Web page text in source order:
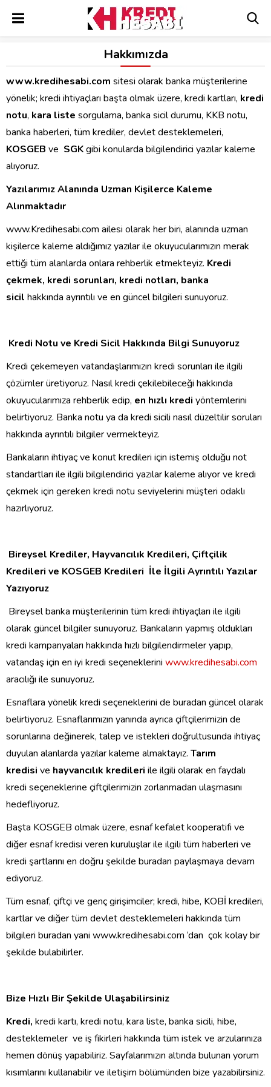
Hakkımızda
www.kredihesabi.com sitesi olarak banka müşterilerine
yönelik; kredi ihtiyaçları başta olmak üzere, kredi kartları, kredi
notu, kara liste sorgulama, banka sicil durumu, KKB notu,
banka haberleri, tüm krediler, devlet desteklemeleri,
KOSGEB ve SGKgibi konularda bilgilendirici yazılar kaleme
alıyoruz.
Yazılarımız Alanında Uzman Kişilerce Kaleme
Alınmaktadır
www.Kredihesabi.com ailesi olarak her biri, alanında uzman
kişilerce kaleme aldığımız yazılar ile okuyucularımızın merak
ettiği tüm alanlarda onlara rehberlik etmekteyiz. Kredi
çekmek, kredi sorunları, kredi notları, banka
sicil hakkında ayrıntılı ve en güncel bilgileri sunuyoruz.
Kredi Notu ve Kredi Sicil Hakkında Bilgi Sunuyoruz
Kredi çekemeyen vatandaşlarımızın kredi sorunları ile ilgili
çözümler üretiyoruz. Nasıl kredi çekilebileceği hakkında
okuyucularımıza rehberlik edip, en hızlı kredi yöntemlerini
belirtiyoruz. Banka notu ya da kredi sicili nasıl düzeltilir soruları
hakkında ayrıntılı bilgiler vermekteyiz.
Bankaların ihtiyaç ve konut kredileri için istemiş olduğu not
standartları ile ilgili bilgilendirici yazılar kaleme alıyor ve kredi
çekmek için gereken kredi notu seviyelerini müşteri odaklı
hazırlıyoruz.
Bireysel Krediler, Hayvancılık Kredileri, Çiftçilik
Kredileri ve KOSGEB Kredileri İle İlgili Ayrıntılı Yazılar
Yazıyoruz
Bireysel banka müşterilerinin tüm kredi ihtiyaçları ile ilgili
olarak güncel bilgiler sunuyoruz. Bankaların yapmış oldukları
kredi kampanyaları hakkında hızlı bilgilendirmeler yapıp,
vatandaş için en iyi kredi seçeneklerini www.kredihesabi.com
aracılığı ile sunuyoruz.
Esnaflara yönelik kredi seçeneklerini de buradan güncel olarak
belirtiyoruz. Esnaflarımızın yanında ayrıca çiftçilerimizin de
sorunlarına değinerek, talep ve istekleri doğrultusunda ihtiyaç
duyulan alanlarda yazılar kaleme almaktayız. Tarım
kredisi ve hayvancılık kredileri ile ilgili olarak en faydalı
kredi seçeneklerine çiftçilerimizin zorlanmadan ulaşmasını
hedefliyoruz.
Başta KOSGEB olmak üzere, esnaf kefalet kooperatifi ve
diğer esnaf kredisi veren kuruluşlar ile ilgili tüm haberleri ve
kredi şartlarını en doğru şekilde buradan paylaşmaya devam
ediyoruz.
Tüm esnaf, çiftçi ve genç girişimciler; kredi, hibe, KOBİ kredileri,
kartlar ve diğer tüm devlet desteklemeleri hakkında tüm
bilgileri buradan yani www.kredihesabi.com ‘dan çok kolay bir
şekilde bulabilirler.
Bize Hızlı Bir Şekilde Ulaşabilirsiniz
Kredi, kredi kartı, kredi notu, kara liste, banka sicili, hibe,
desteklemeler ve iş fikirleri hakkında tüm istek ve arzularınıza
hemen dönüş yapabiliriz. Sayfalarımızın altında bulunan yorum
kısımlarını kullanabilir ve iletişim bölümünden bize yazabilirsiniz.